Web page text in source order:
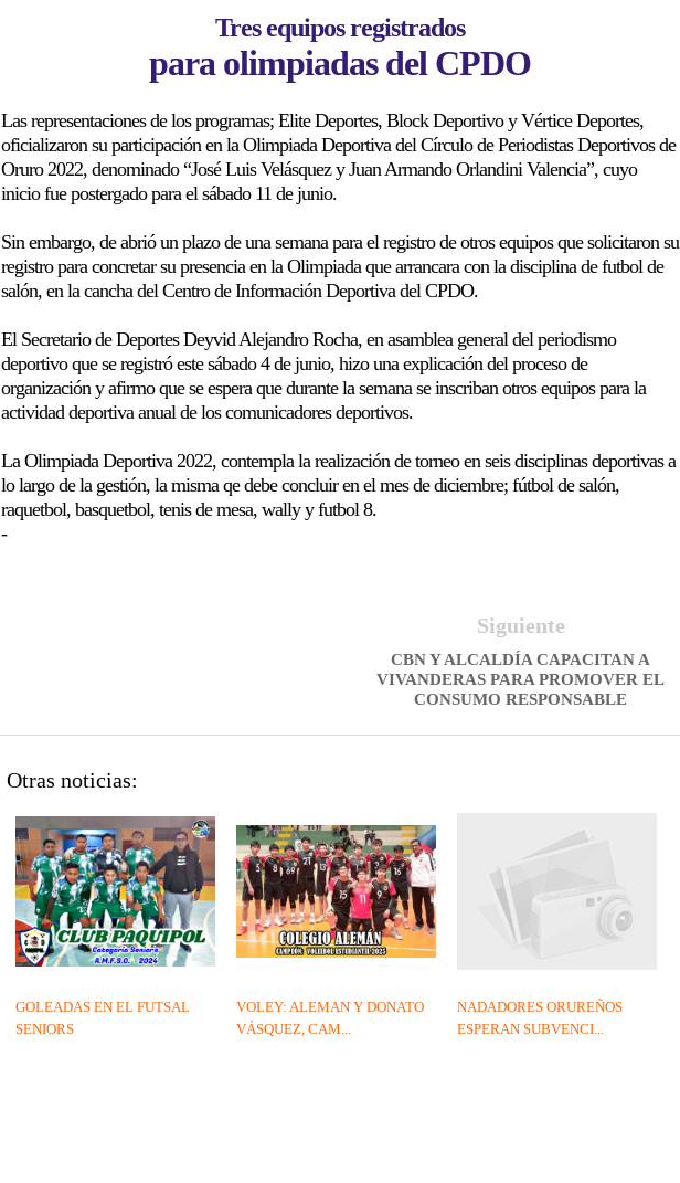
Tres equipos registrados
para olimpiadas del CPDO
Las representaciones de los programas; Elite Deportes, Block Deportivo y Vértice Deportes,
oficializaron su participación en la Olimpiada Deportiva del Círculo de Periodistas Deportivos de
Oruro 2022, denominado “José Luis Velásquez y Juan Armando Orlandini Valencia”, cuyo
inicio fue postergado para el sábado 11 de junio.
Sin embargo, de abrió un plazo de una semana para el registro de otros equipos que solicitaron su
registro para concretar su presencia en la Olimpiada que arrancara con la disciplina de futbol de
salón, en la cancha del Centro de Información Deportiva del CPDO.
El Secretario de Deportes Deyvid Alejandro Rocha, en asamblea general del periodismo
deportivo que se registró este sábado 4 de junio, hizo una explicación del proceso de
organización y afirmo que se espera que durante la semana se inscriban otros equipos para la
actividad deportiva anual de los comunicadores deportivos.
La Olimpiada Deportiva 2022, contempla la realización de torneo en seis disciplinas deportivas a
lo largo de la gestión, la misma qe debe concluir en el mes de diciembre; fútbol de salón,
raquetbol, basquetbol, tenis de mesa, wally y futbol 8.
-
Siguiente
CBN Y ALCALDÍA CAPACITAN A
VIVANDERAS PARA PROMOVER EL
CONSUMO RESPONSABLE
Otras noticias:
NADADORES ORUREÑOS
ESPERAN SUBVENCI...
VOLEY: ALEMAN Y DONATO
VÁSQUEZ, CAM...
GOLEADAS EN EL FUTSAL
SENIORS